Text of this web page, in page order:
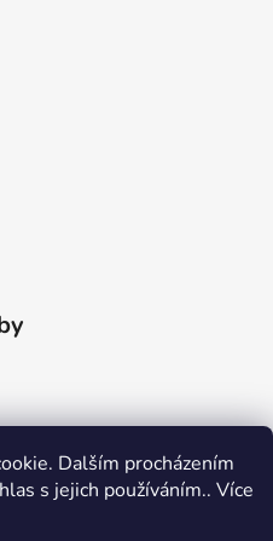
Dalším procházením
s jejich používáním.. Více